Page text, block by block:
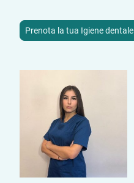
Prenota la tua Igiene dentale